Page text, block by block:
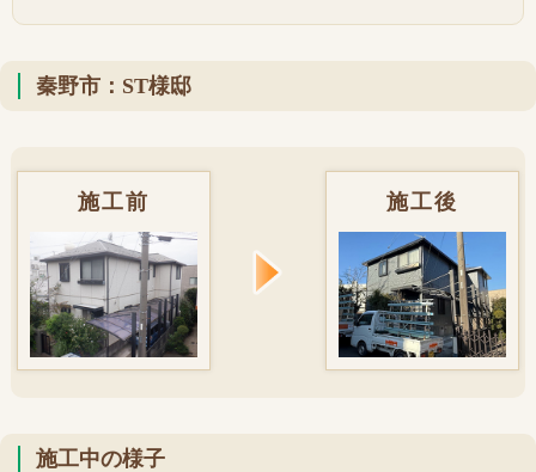
秦野市：ST様邸
施工前 施工後
施工中の様子